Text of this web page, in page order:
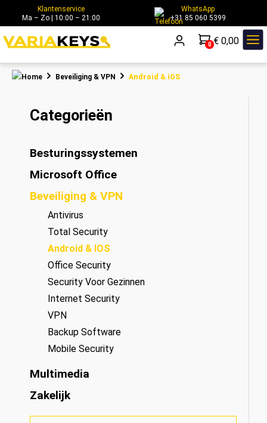
Klantenservice
Ma – Zo | 10:00 – 21:00
WhatsApp
+31 85 060 5399
0 € 0,00
Beveiliging & VPN Android & iOS
Categorieën
Besturingssystemen
Microsoft Office
Beveiliging & VPN
Antivirus
Total Security
Android & IOS
Office Security
Security Voor Gezinnen
Internet Security
VPN
Backup Software
Mobile Security
Multimedia
Zakelijk